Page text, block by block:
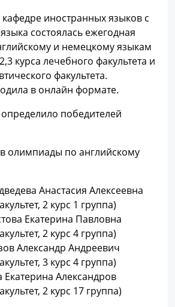
иностранных языков с
состоялась ежегодная
и немецкому языкам
курса лечебного факультета и
факультета.
в онлайн формате.
победителей
олимпиады по английскому
Анастасия Алексеевна
2 курс 1 группа)
Екатерина Павловна
2 курс 4 группа)
Александр Андреевич
3 курс 4 группа)
Александров
2 курс 17 группа)